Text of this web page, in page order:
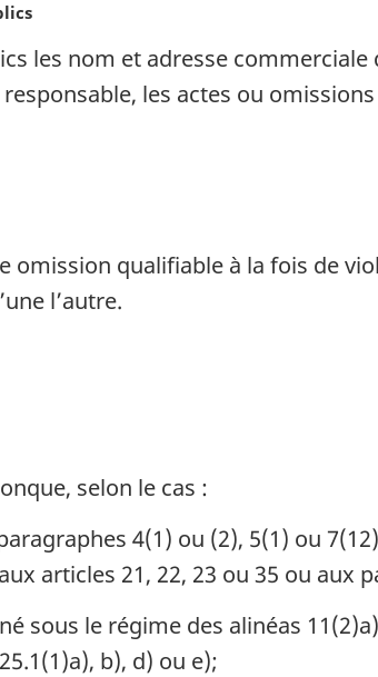
les nom et adresse
les actes ou
omission qualifiable à la fois de
l’autre.
selon le cas :
4(1) ou (2), 5(1) ou
articles 21, 22, 23 ou 35 ou aux
sous le régime des alinéas
b), d) ou e);